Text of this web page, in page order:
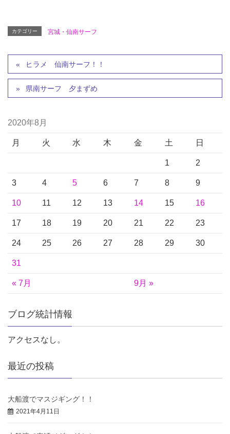
カテゴリー 宮城・仙南サーフ
ヒラメ 仙南サーフ！！
県南サーフ 夕まずめ
2020年8月
月 火 水 木 金 土 日
« 7月 9月 »
1 2
3 4 5 6 7 8 9
10 11 12 13 14 15 16
17 18 19 20 21 22 23
24 25 26 27 28 29 30
31
ブログ統計情報
アクセスなし。
最近の投稿
大船渡でマスジギング！！
2021年4月11日